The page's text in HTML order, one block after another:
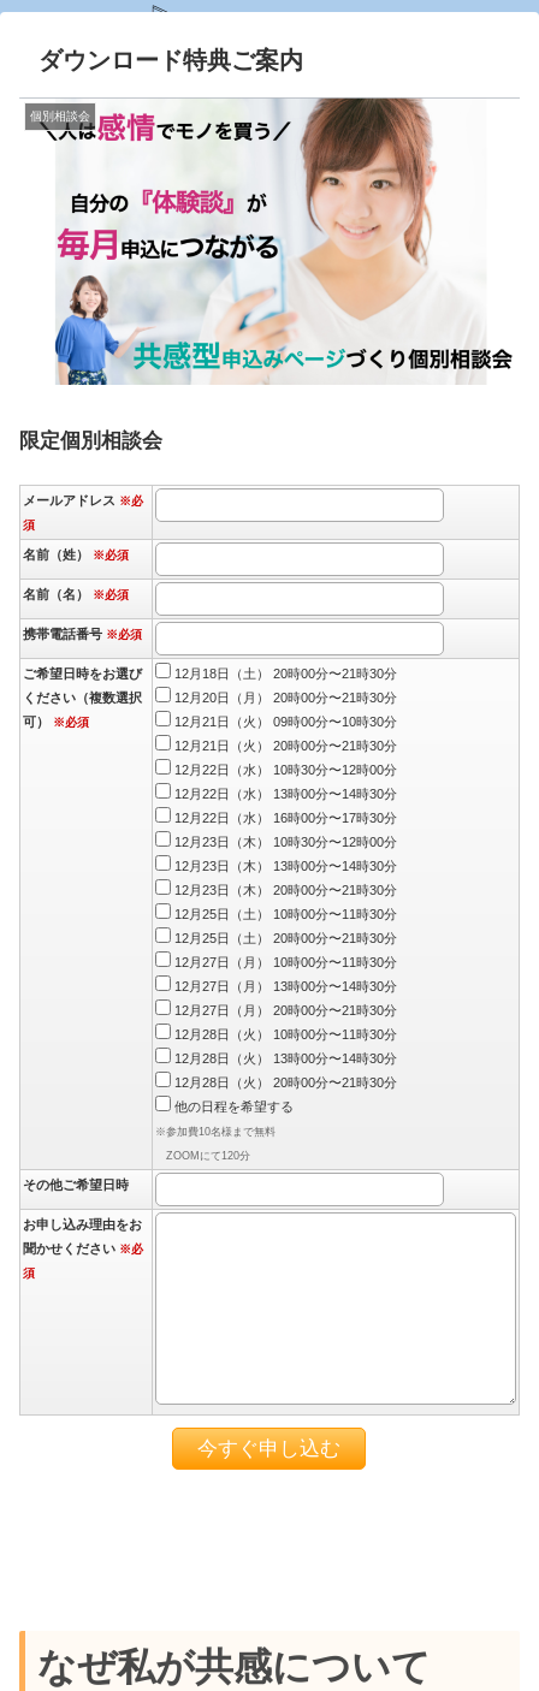
ダウンロード特典ご案内
個別相談会
限定個別相談会
メールアドレス ※必
須
名前（姓） ※必須
名前（名） ※必須
携帯電話番号 ※必須
ご希望日時をお選び
ください（複数選択
可）
※必須
12月18日（土） 20時00分〜21時30分
12月20日（月） 20時00分〜21時30分
12月21日（火） 09時00分〜10時30分
12月21日（火） 20時00分〜21時30分
12月22日（水） 10時30分〜12時00分
12月22日（水） 13時00分〜14時30分
12月22日（水） 16時00分〜17時30分
12月23日（木） 10時30分〜12時00分
12月23日（木） 13時00分〜14時30分
12月23日（木） 20時00分〜21時30分
12月25日（土） 10時00分〜11時30分
12月25日（土） 20時00分〜21時30分
12月27日（月） 10時00分〜11時30分
12月27日（月） 13時00分〜14時30分
12月27日（月） 20時00分〜21時30分
12月28日（火） 10時00分〜11時30分
12月28日（火） 13時00分〜14時30分
12月28日（火） 20時00分〜21時30分
他の日程を希望する
※参加費10名様まで無料
ZOOMにて120分
その他ご希望日時
お申し込み理由をお
聞かせください ※必
須
なぜ私が共感について